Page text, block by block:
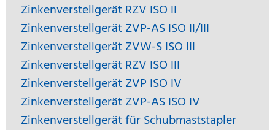
Zinkenverstellgerät RZV ISO II
Zinkenverstellgerät ZVP-AS ISO II/III
Zinkenverstellgerät ZVW-S ISO III
Zinkenverstellgerät RZV ISO III
Zinkenverstellgerät ZVP ISO IV
Zinkenverstellgerät ZVP-AS ISO IV
Zinkenverstellgerät für Schubmaststapler